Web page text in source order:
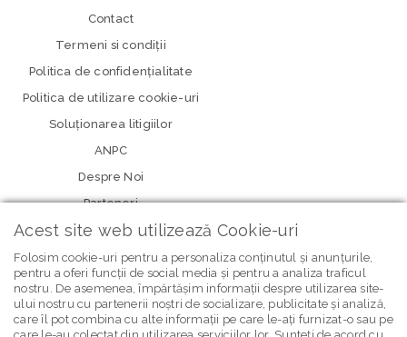
Contact
Termeni si condiţii
Politica de confidenţialitate
Politica de utilizare cookie-uri
Soluționarea litigiilor
ANPC
Despre Noi
Parteneri
Acest site web utilizează Cookie-uri
Folosim cookie-uri pentru a personaliza conținutul și anunțurile,
pentru a oferi funcții de social media și pentru a analiza traficul
nostru. De asemenea, împărtășim informații despre utilizarea site-
ului nostru cu partenerii noștri de socializare, publicitate și analiză,
care îl pot combina cu alte informații pe care le-ați furnizat-o sau pe